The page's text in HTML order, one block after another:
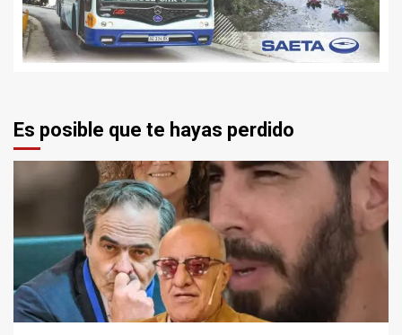
Es posible que te hayas perdido